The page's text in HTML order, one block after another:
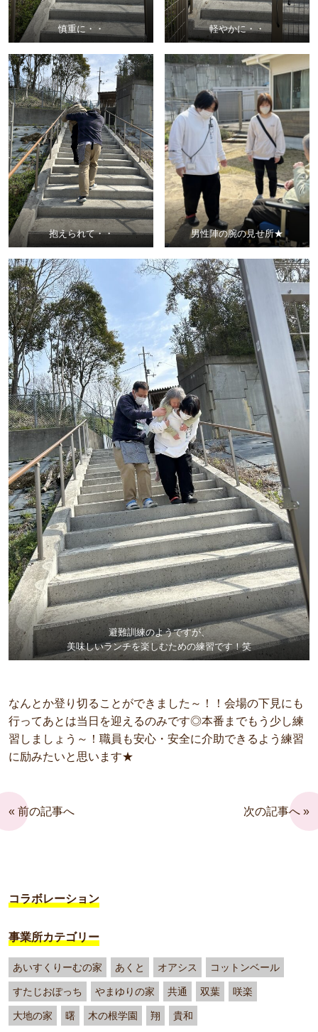
慎重に・・ 軽やかに・・
抱えられて・・ 男性陣の腕の見せ所★
避難訓練のようですが、
美味しいランチを楽しむための練習です！笑
なんとか登り切ることができました～！！会場の下見にも
行ってあとは当日を迎えるのみです◎本番までもう少し練
習しましょう～！職員も安心・安全に介助できるよう練習
に励みたいと思います★
« 前の記事へ 次の記事へ »
コラボレーション
事業所カテゴリー
あいすくりーむの家 あくと オアシス コットンベール
すたじおぽっち やまゆりの家 共通 双葉 咲楽
大地の家 曙 木の根学園 翔 貴和